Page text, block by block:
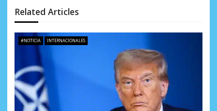
n
d
e
n
t
Related Articles
#NOTICIA INTERNACIONALES